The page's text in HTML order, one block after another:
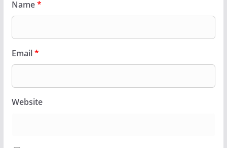
Name*
Email*
Website